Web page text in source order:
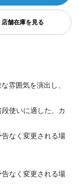
雰囲気を演出し、
使いに適した、カ
なく変更される場
なく変更される場